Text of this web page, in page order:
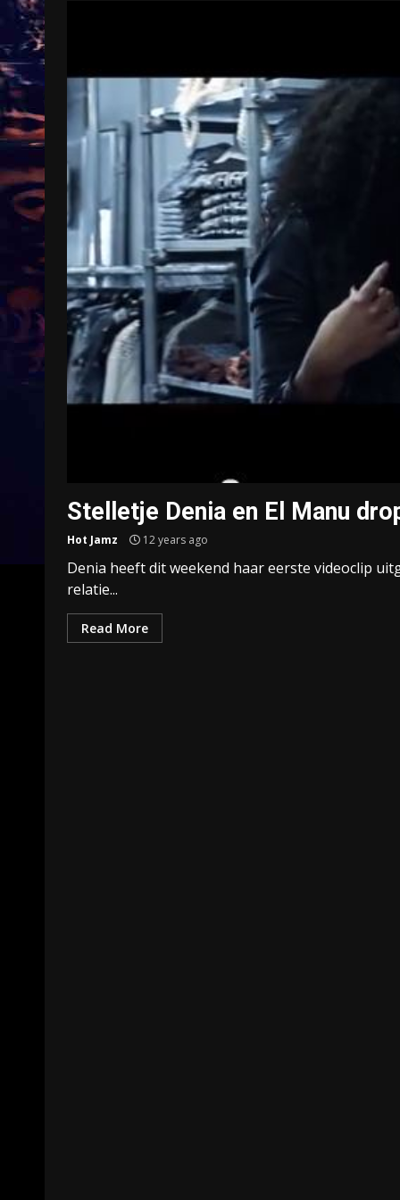
Stelletje Denia en El Manu
Hot Jamz 12 years ago
Denia heeft dit weekend haar eerste videoclip
relatie...
Read More
Treinkaartjes worden duurder,
abonnementen verdwijnen
9 months ago